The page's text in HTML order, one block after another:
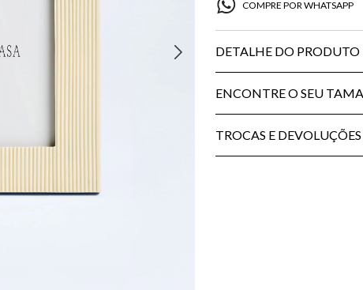
COMPRE POR WHATSAPP
DETALHE DO PRODUTO
ENCONTRE O SEU
TROCAS E DEVOLUÇÕES